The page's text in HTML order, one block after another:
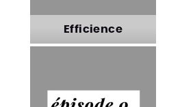
Efficience